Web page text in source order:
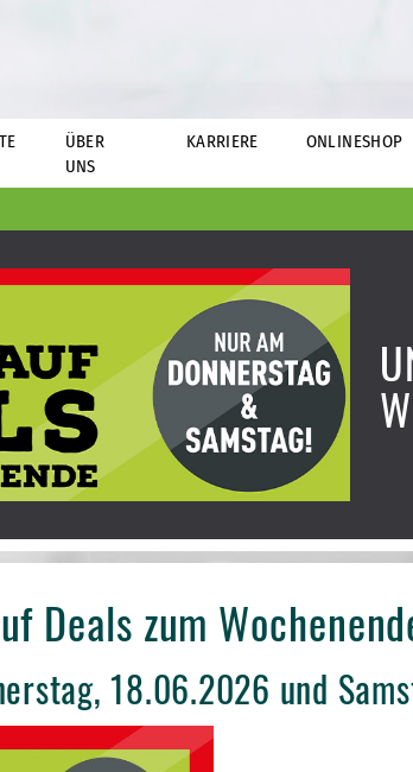
ÜBER
UNS
KARRIERE ONLINESHOP
Deals zum
18.06.2026 und